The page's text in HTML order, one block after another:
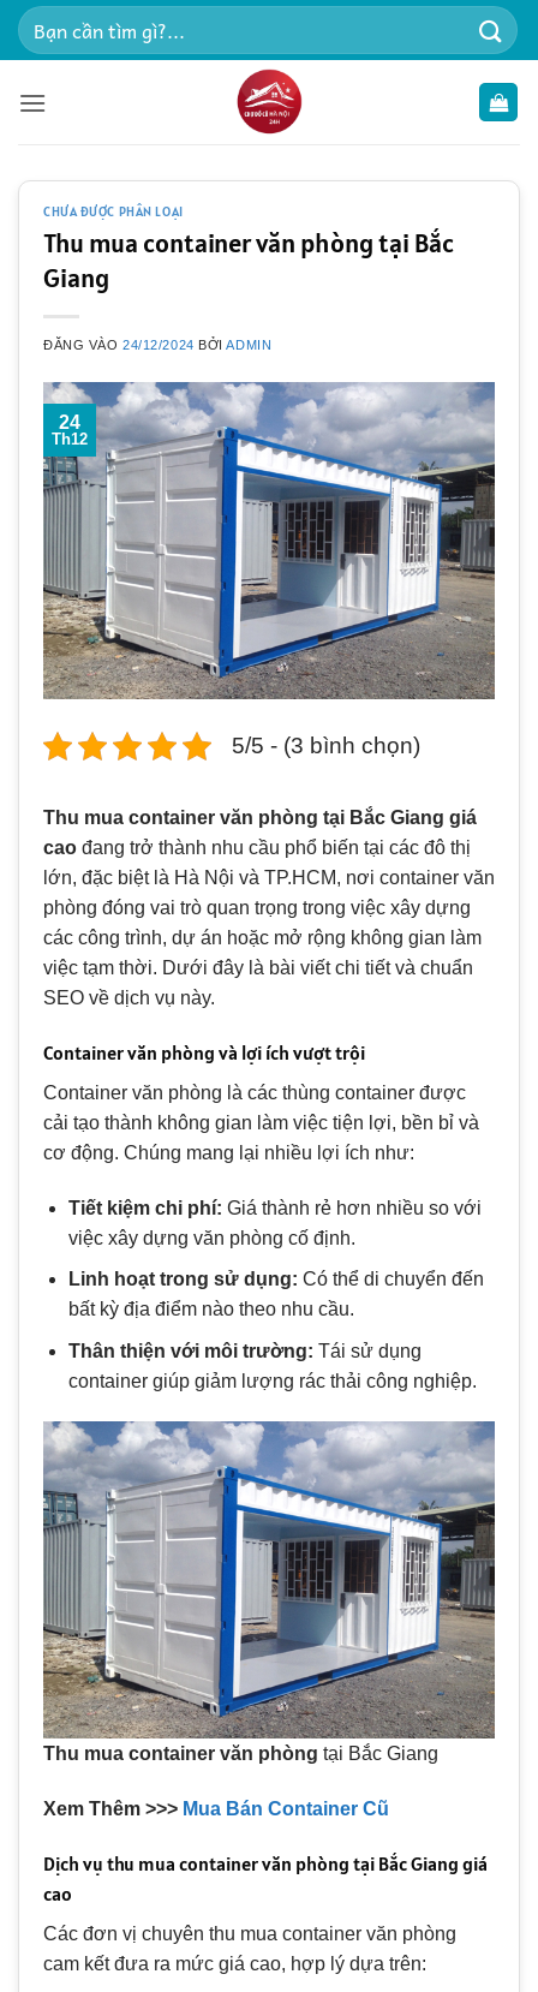
Bỏ
qua
dung
Tìm
kiếm:
CHƯA ĐƯỢC PHÂN LOẠI
Thu mua container văn phòng tại Bắc
Giang
ĐĂNG VÀO24/12/2024 BỞIADMIN
24
Th12
5/5 - (3 bình chọn)
Thu mua container văn phòng tại Bắc Giang giá
cao đang trở thành nhu cầu phổ biến tại các đô thị
lớn, đặc biệt là Hà Nội và TP.HCM, nơi container văn
phòng đóng vai trò quan trọng trong việc xây dựng
các công trình, dự án hoặc mở rộng không gian làm
việc tạm thời. Dưới đây là bài viết chi tiết và chuẩn
SEO về dịch vụ này.
Container văn phòng và lợi ích vượt trội
Container văn phòng là các thùng container được
cải tạo thành không gian làm việc tiện lợi, bền bỉ và
cơ động. Chúng mang lại nhiều lợi ích như:
Tiết kiệm chi phí: Giá thành rẻ hơn nhiều so với
việc xây dựng văn phòng cố định.
Linh hoạt trong sử dụng: Có thể di chuyển đến
bất kỳ địa điểm nào theo nhu cầu.
Thân thiện với môi trường: Tái sử dụng
container giúp giảm lượng rác thải công nghiệp.
Thu mua container văn phòng tại Bắc Giang
Xem Thêm >>> Mua Bán Container Cũ
Dịch vụ thu mua container văn phòng tại Bắc Giang giá
cao
Các đơn vị chuyên thu mua container văn phòng
cam kết đưa ra mức giá cao, hợp lý dựa trên: